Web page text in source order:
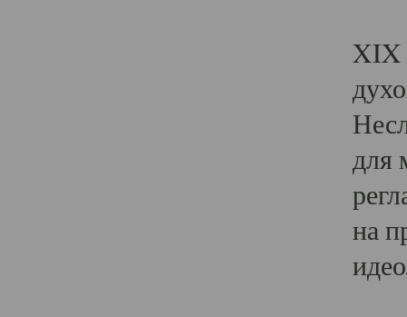
XIX
для
на